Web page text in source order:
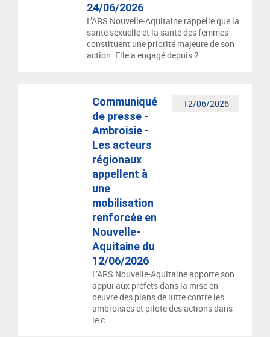
24/06/2026
L’ARS Nouvelle-Aquitaine rappelle que la
santé sexuelle et la santé des femmes
constituent une priorité majeure de son
action. Elle a engagé depuis 2 ...
12/06/2026
Communiqué
de presse -
Ambroisie -
Les acteurs
régionaux
appellent à
une
mobilisation
renforcée en
Nouvelle-
Aquitaine du
12/06/2026
L’ARS Nouvelle-Aquitaine apporte son
appui aux préfets dans la mise en
oeuvre des plans de lutte contre les
ambroisies et pilote des actions dans
le c ...